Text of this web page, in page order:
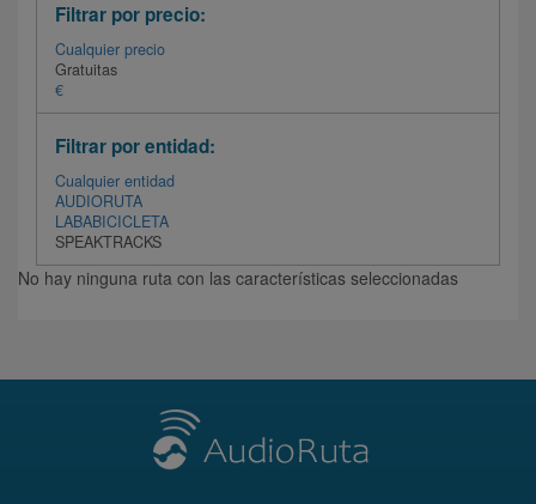
Filtrar por precio:
Cualquier precio
Gratuitas
€
Filtrar por entidad:
Cualquier entidad
AUDIORUTA
LABABICICLETA
SPEAKTRACKS
No hay ninguna ruta con las características seleccionadas